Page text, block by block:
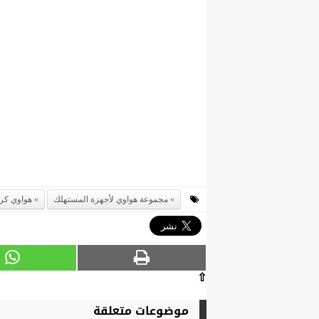
مجموعة هواوي لأجهزة المستهلك هواوي
⇧
موضوعات متعلقة